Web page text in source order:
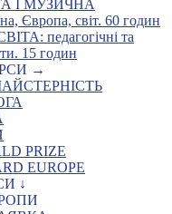
І МУЗИЧНА
Європа, світ. 60 годин
педагогічні та
15 годин
→
PRIZE
EUROPE
↓